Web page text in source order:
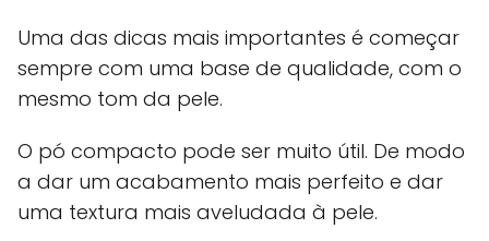
Uma das dicas mais importantes é começar
sempre com uma base de qualidade, com o
mesmo tom da pele.
O pó compacto pode ser muito útil. De modo
a dar um acabamento mais perfeito e dar
uma textura mais aveludada à pele.